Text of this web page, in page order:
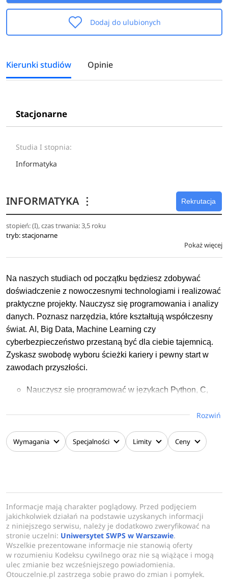
INFORMATYKA ⋮ Rekrutacja
stopień: (I), czas trwania: 3,5 roku
tryb: stacjonarne
Pokaż więcej
Na naszych studiach od początku będziesz zdobywać
doświadczenie z nowoczesnymi technologiami i realizować
praktyczne projekty. Nauczysz się programowania i analizy
danych. Poznasz narzędzia, które kształtują współczesny
świat. AI, Big Data, Machine Learning czy
cyberbezpieczeństwo przestaną być dla ciebie tajemnicą.
Zyskasz swobodę wyboru ścieżki kariery i pewny start w
zawodach przyszłości.
Nauczysz się programować w językach Python, C,
gry czy systemy biznesowe.
trendy, wspierać decyzje i wyciągać praktyczne
wnioski.
skalowalne projekty IT.
Dowiesz się, jak projektować bazy danych i systemy,
by skutecznie łączyć wymagania klientów z
technologią.
Nauczysz się chronić systemy przed
cyberzagrożeniami, co sprawi, że staniesz się cennym
członkiem zespołów bezpieczeństwa IT.
Rozwiń
Wymagania Specjalności Limity Ceny
Informacje mają charakter poglądowy. Przed podjęciem
jakichkolwiek działań na podstawie uzyskanych informacji
z niniejszego serwisu, należy je dodatkowo zweryfikować na
stronie uczelni: Uniwersytet SWPS w Warszawie.
Wszelkie prezentowane informacje nie stanowią oferty
w rozumieniu Kodeksu cywilnego oraz nie są wiążące i mogą
ulec zmianie bez wcześniejszego powiadomienia.
Otouczelnie.pl zastrzega sobie prawo do zmian i pomyłek.
Dodaj do ulubionych
Kierunki studiów Opinie
Stacjonarne
Studia I stopnia:
Informatyka